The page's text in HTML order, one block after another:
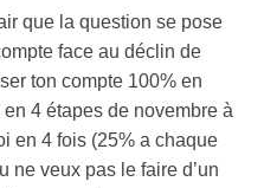
que la question se pose
face au déclin de
ton compte 100% en
4 étapes de novembre à
en 4 fois (25% a chaque
ne veux pas le faire d’un